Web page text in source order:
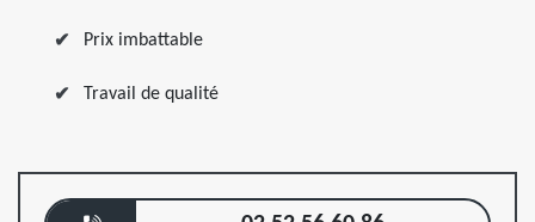
Prix imbattable
Travail de qualité